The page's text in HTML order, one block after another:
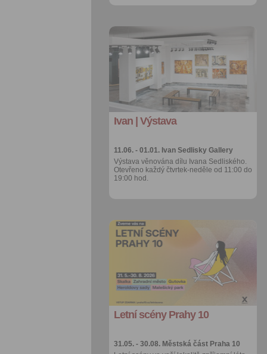
Ivan | Výstava
11.06. - 01.01. Ivan Sedlisky Gallery
Výstava věnována dílu Ivana Sedliského.
Otevřeno každý čtvrtek-neděle od 11:00 do
19:00 hod.
Přidat do
oblíbených
Sdílet:
Facebook
export do
kalendáře
Více výhod pro
Letní scény Prahy 10
31.05. - 30.08. Městská část Praha 10
Přidat do
oblíbených
export do
Více výhod pro